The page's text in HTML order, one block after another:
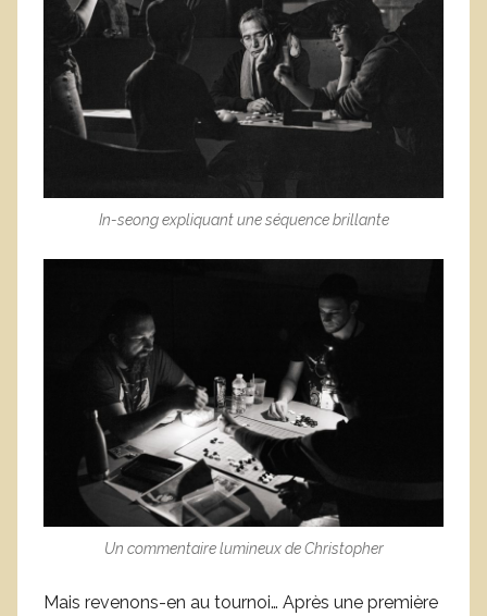
In-seong expliquant une séquence brillante
Un commentaire lumineux de Christopher
Mais revenons-en au tournoi… Après une première